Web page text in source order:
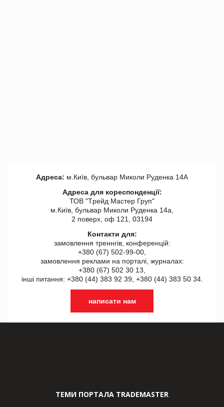
Адреса: м.Київ, бульвар Миколи Руденка 14А
Адреса для кореспонденції:
ТОВ "Tрейд Мастер Груп"
м.Київ, бульвар Миколи Руденка 14а,
2 поверх, оф 121, 03194
Контакти для:
замовлення треннгів, конференцій:
+380 (67) 502-99-00,
замовлення реклами на порталі, журналах:
+380 (67) 502 30 13,
інші питання: +380 (44) 383 92 39, +380 (44) 383 50 34.
написати нам
ТЕМИ ПОРТАЛА TRADEMASTER